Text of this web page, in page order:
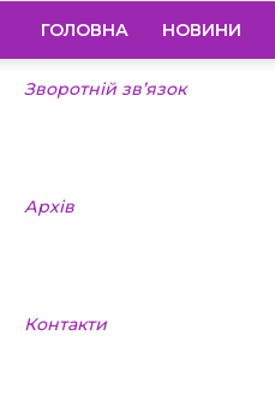
ГОЛОВНА НОВИНИ
Зворотній зв’язок
Архів
Контакти